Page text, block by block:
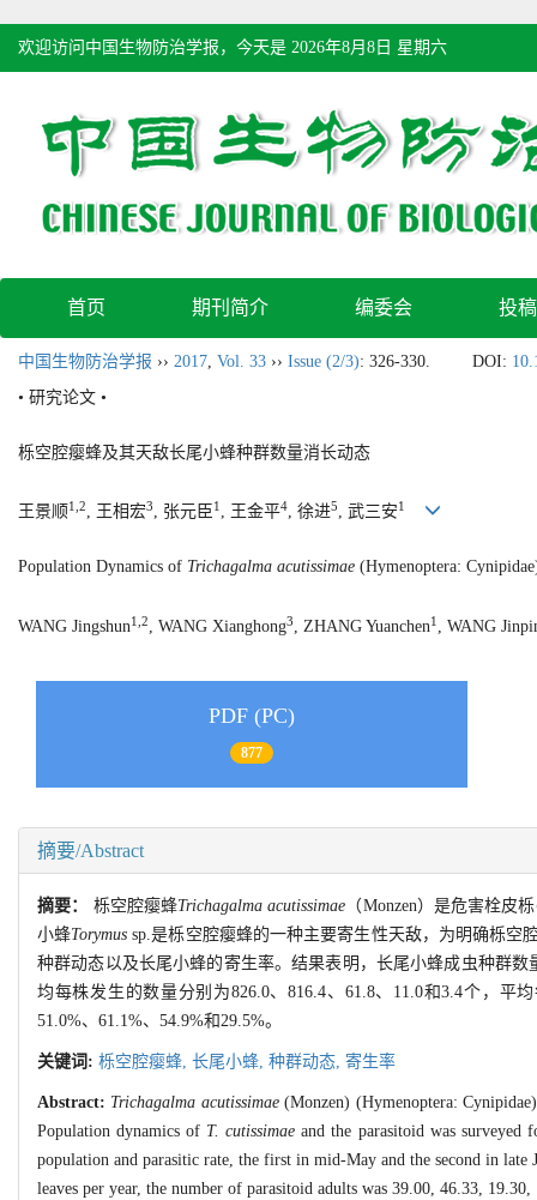
欢迎访问中国生物防治学报，今天是 2026年8月8日 星期六
首页 期刊简介 编委会 投
中国生物防治学报 ›› 2017, Vol. 33 ›› Issue (2/3): 326-330. DOI:
• 研究论文 •
栎空腔瘿蜂及其天敌长尾小蜂种群数量消长动态
王景顺1,2, 王相宏3, 张元臣 1 , 王金平4, 徐进5, 武三安1
Population Dynamics of Trichagalma acutissimae (Hymenoptera:
WANG Jingshun1,2 , WANG Xianghong3 , ZHANG Yuanchen1 , WANG
PDF (PC)
877
摘要/Abstract
摘要： 栎空腔瘿蜂Trichagalma acutissimae （Monzen）是危害栓皮栎
小蜂Torymussp.是栎空腔瘿蜂的一种主要寄生性天敌，为明确栎
种群动态以及长尾小蜂的寄生率。结果表明，长尾小蜂成虫种群
均每株发生的数量分别为826.0、816.4、61.8、11.0和3.4个，平
51.0%、61.1%、54.9%和29.5%。
关键词: 栎空腔瘿蜂, 长尾小蜂, 种群动态, 寄生率
Abstract: Trichagalma acutissimae(Monzen) (Hymenoptera:
Population dynamics of T. cutissimaeand the parasitoid was surveyed
population and parasitic rate, the first in mid-May and the second in
leaves per year, the number of parasitoid adults was 39.00, 46.33,